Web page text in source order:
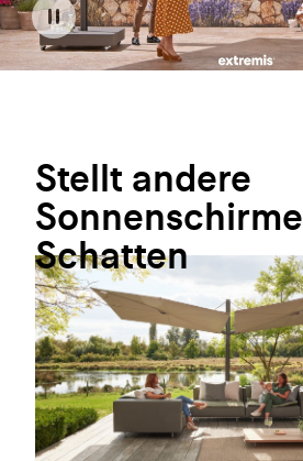
Stellt andere
Sonnenschirme
Schatten